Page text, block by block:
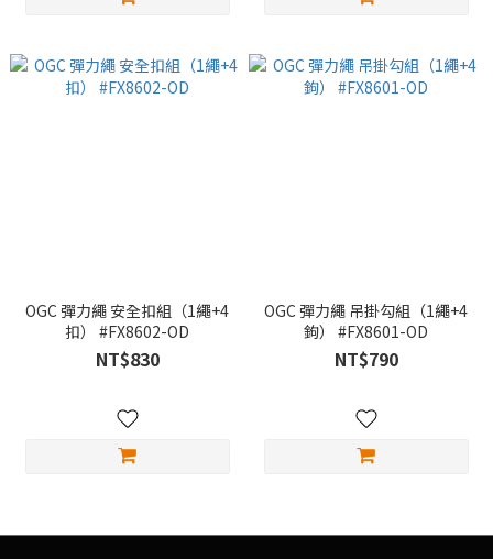
OGC 彈力繩 安全扣組（1繩+4
扣） #FX8602-OD
NT$830
OGC 彈力繩 吊掛勾組（1繩+4
鉤） #FX8601-OD
NT$790